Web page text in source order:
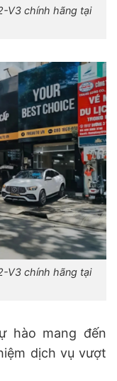
V3 chính hãng tại
V3 chính hãng tại
hào mang đến
dịch vụ vượt